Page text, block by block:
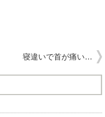
寝違いで首が痛い…